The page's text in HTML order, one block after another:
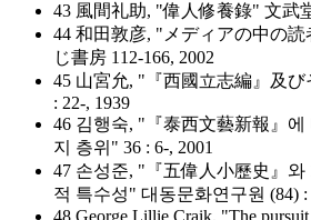
43 風間礼助, "偉人修養錄" 文武
44 和田敦彦, "メディアの中の
じ書房 112-166, 2002
45 山宮允, "『西國立志編』及
: 22-, 1939
46 김행숙, "『泰西文藝新報』
지 층위" 36 : 6-, 2001
47 손성준, "『五偉人小歷史』와
적 특수성" 대동문화연구원 (84) :
48 George Lillie Craik, "The